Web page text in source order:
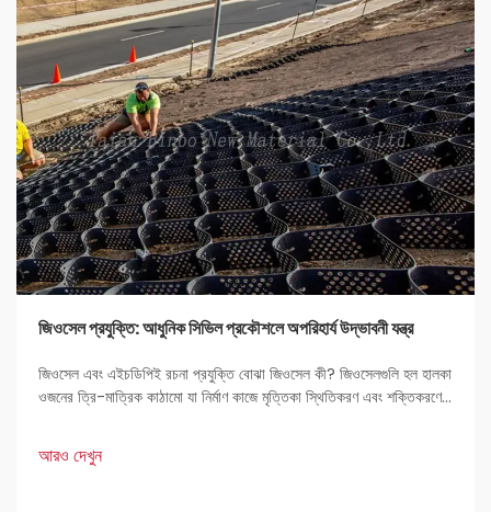
জিওসেল প্রযুক্তি: আধুনিক সিভিল প্রকৌশলে অপরিহার্য উদ্ভাবনী যন্ত্র
জিওসেল এবং এইচডিপিই রচনা প্রযুক্তি বোঝা জিওসেল কী? জিওসেলগুলি হল হালকা
ওজনের ত্রি-মাত্রিক কাঠামো যা নির্মাণ কাজে মৃত্তিকা স্থিতিকরণ এবং শক্তিকরণের
আরও দেখুন